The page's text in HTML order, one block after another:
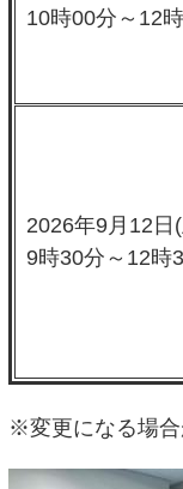
10時00分～12
2026年9月12日
9時30分～12時
※変更になる場合